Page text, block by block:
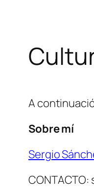
A
Sobre mí
Sergio